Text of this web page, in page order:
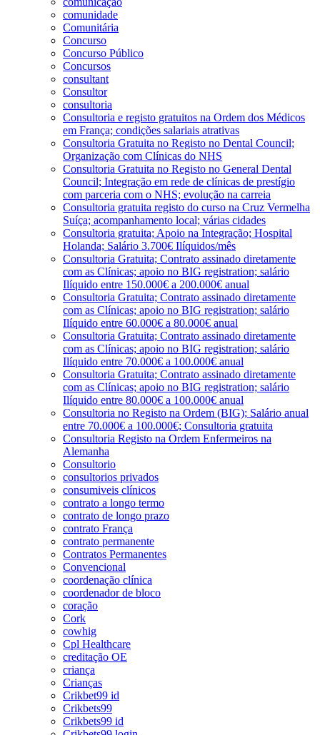
comunidade
Comunitária
Concurso
Concurso Público
Concursos
consultant
Consultor
consultoria
Consultoria e registo gratuitos na Ordem dos Médicos
em França; condições salariais atrativas
Consultoria Gratuita no Registo no Dental Council;
Organização com Clínicas do NHS
Consultoria Gratuita no Registo no General Dental
Council; Integração em rede de clínicas de prestígio
com parceria com o NHS; evolução na carreia
Consultoria gratuita registo do curso na Cruz Vermelha
Suíça; acompanhamento local; várias cidades
Consultoria gratuita; Apoio na Integração; Hospital
Holanda; Salário 3.700€ Ilíquidos/mês
Consultoria Gratuita; Contrato assinado diretamente
com as Clínicas; apoio no BIG registration; salário
Ilíquido entre 150.000€ a 200.000€ anual
Consultoria Gratuita; Contrato assinado diretamente
com as Clínicas; apoio no BIG registration; salário
Ilíquido entre 60.000€ a 80.000€ anual
Consultoria Gratuita; Contrato assinado diretamente
com as Clínicas; apoio no BIG registration; salário
Ilíquido entre 70.000€ a 100.000€ anual
Consultoria Gratuita; Contrato assinado diretamente
com as Clínicas; apoio no BIG registration; salário
Ilíquido entre 80.000€ a 100.000€ anual
Consultoria no Registo na Ordem (BIG); Salário anual
entre 70.000€ a 100.000€; Consultoria gratuita
Consultoria Registo na Ordem Enfermeiros na
Alemanha
Consultorio
consultorios privados
consumiveis clínicos
contrato a longo termo
contrato de longo prazo
contrato França
contrato permanente
Contratos Permanentes
Convencional
coordenação clínica
coordenador de bloco
coração
Cork
cowhig
Cpl Healthcare
creditação OE
criança
Crianças
Crikbet99 id
Crikbets99
Crikbets99 id